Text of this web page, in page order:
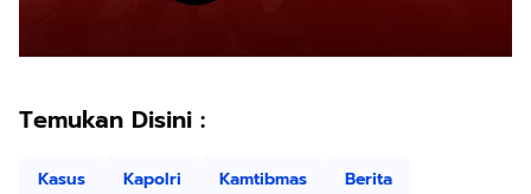
Temukan Disini :
Kasus Kapolri Kamtibmas
Berita